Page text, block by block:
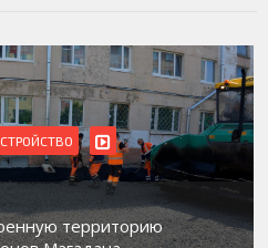
территорию